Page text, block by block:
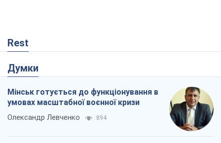
Rest
Думки
Мінськ готується до функціонування в
умовах масштабної воєнної кризи
Олександр Левченко 894